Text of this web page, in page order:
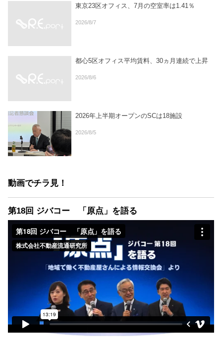
東京23区オフィス、7月の空室率は1.41％
2026/8/7
都心5区オフィス平均賃料、30ヵ月連続で上昇
2026/8/6
2026年上半期オープンのSCは18施設
2026/8/5
動画でチラ見！
第18回 ジバコー 「原点」を語る